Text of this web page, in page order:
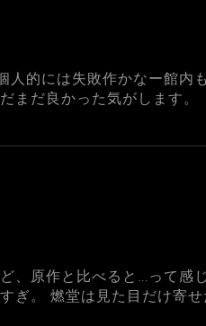
人的には失敗作かなー館内
まだ良かった気がします。
、原作と比べると…って感じ
ぎ。 燃堂は見た目だけ寄